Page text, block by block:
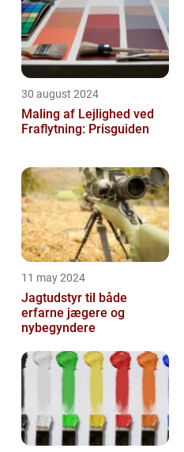
30 august 2024
Maling af Lejlighed ved
Fraflytning: Prisguiden
11 may 2024
Jagtudstyr til både
erfarne jægere og
nybegyndere